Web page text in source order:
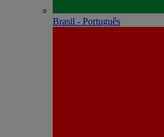
Brasil - Português